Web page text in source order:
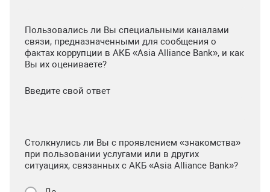
Пользовались ли Вы специальными каналами
связи, предназначенными для сообщения о
фактах коррупции в АКБ «Asia Alliance Bank», и как
Вы их оцениваете?
Введите свой ответ
Столкнулись ли Вы с проявлением «знакомства»
при пользовании услугами или в других
ситуациях, связанных с АКБ «Asia Alliance Bank»?